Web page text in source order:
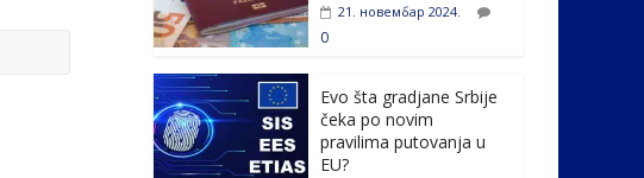
21. новембар 2024.
0
Evo šta gradjane Srbije
čeka po novim
pravilima putovanja u
EU?